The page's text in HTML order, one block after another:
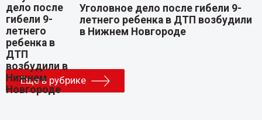
Уголовное дело после гибели 9-
летнего ребенка в ДТП возбудили
в Нижнем Новгороде
Еще в рубрике